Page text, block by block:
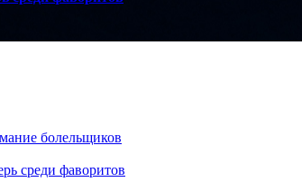
болельщиков
среди фаворитов